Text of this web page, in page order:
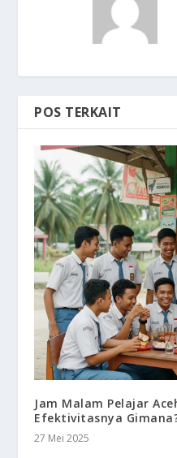
POS TERKAIT
Jam Malam Pelajar
Efektivitasnya
27 Mei 2025